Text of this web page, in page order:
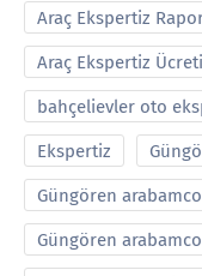
Araç Ekspertiz
Araç Ekspertiz
bahçelievler oto
Ekspertiz
Güngören
Güngören